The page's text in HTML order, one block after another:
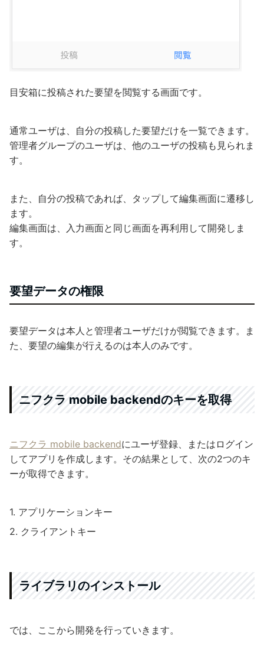
目安箱に投稿された要望を閲覧する画面です。
通常ユーザは、自分の投稿した要望だけを一覧できます。
管理者グループのユーザは、他のユーザの投稿も見られま
す。
また、自分の投稿であれば、タップして編集画面に遷移し
ます。
編集画面は、入力画面と同じ画面を再利用して開発しま
す。
要望データの権限
要望データは本人と管理者ユーザだけが閲覧できます。ま
た、要望の編集が行えるのは本人のみです。
ニフクラ mobile backendのキーを取得
ニフクラ mobile backendにユーザ登録、またはログイン
してアプリを作成します。その結果として、次の2つのキ
ーが取得できます。
アプリケーションキー
クライアントキー
ライブラリのインストール
では、ここから開発を行っていきます。